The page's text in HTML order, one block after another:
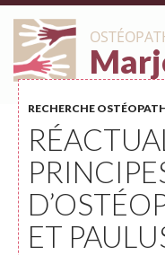
ALLER
AU
CONTENU
RECHERCHE
ET